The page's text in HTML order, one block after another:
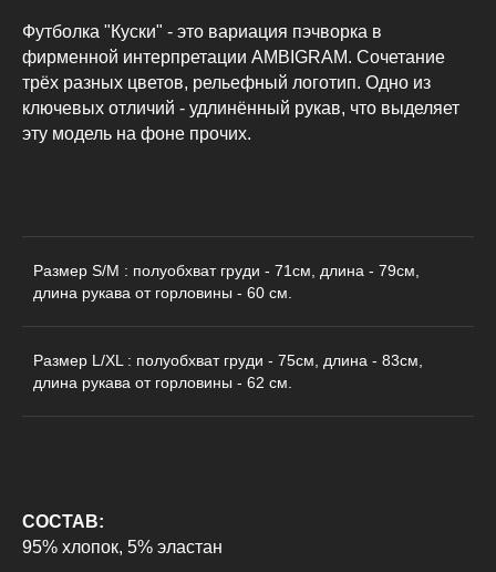
Футболка "Куски" - это вариация пэчворка в
фирменной интерпретации AMBIGRAM. Сочетание
трёх разных цветов, рельефный логотип. Одно из
ключевых отличий - удлинённый рукав, что выделяет
эту модель на фоне прочих.
Размер S/M : полуобхват груди - 71см, длина - 79см,
длина рукава от горловины - 60 см.
Размер L/XL : полуобхват груди - 75см, длина - 83см,
длина рукава от горловины - 62 см.
СОСТАВ:
95% хлопок, 5% эластан
Пиджаки
О бренде
Рубашки
Доставка и оплата
Брюки